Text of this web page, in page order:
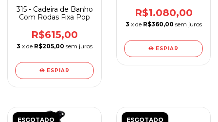
315 - Cadeira de Banho
Com Rodas Fixa Pop
R$615,00
3 x de R$205,00 sem juros
ESPIAR
R$1.080,00
3 x de R$360,00 sem juros
ESPIAR
ESGOTADO ESGOTADO